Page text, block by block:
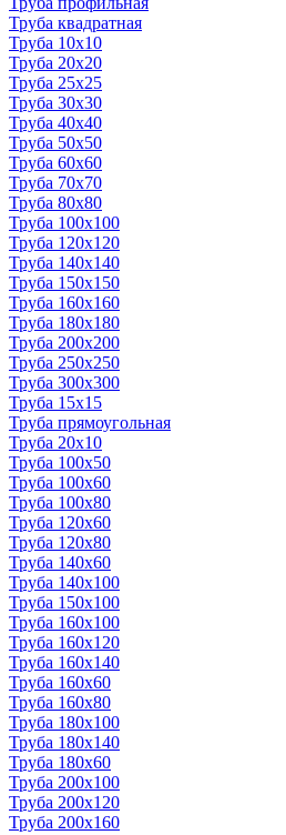
Труба квадратная
Труба 10x10
Труба 20x20
Труба 25x25
Труба 30x30
Труба 40x40
Труба 50x50
Труба 60x60
Труба 70x70
Труба 80x80
Труба 100x100
Труба 120x120
Труба 140x140
Труба 150x150
Труба 160x160
Труба 180x180
Труба 200x200
Труба 250x250
Труба 300x300
Труба 15x15
Труба прямоугольная
Труба 20x10
Труба 100x50
Труба 100x60
Труба 100x80
Труба 120x60
Труба 120x80
Труба 140x60
Труба 140x100
Труба 150x100
Труба 160x100
Труба 160x120
Труба 160x140
Труба 160x60
Труба 160x80
Труба 180x100
Труба 180x140
Труба 180x60
Труба 200x100
Труба 200x120
Труба 200x160